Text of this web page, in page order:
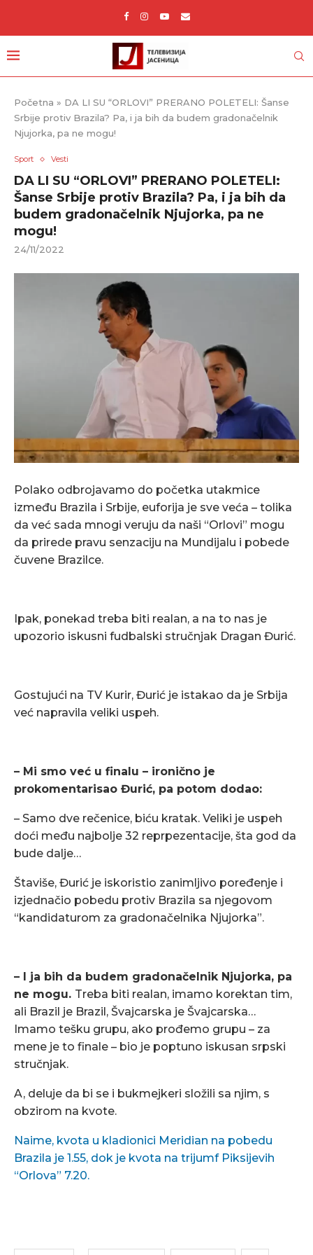
Početna » DA LI SU “ORLOVI” PRERANO POLETELI: Šanse
Srbije protiv Brazila? Pa, i ja bih da budem gradonačelnik
Njujorka, pa ne mogu!
Sport Vesti
DA LI SU “ORLOVI” PRERANO POLETELI:
Šanse Srbije protiv Brazila? Pa, i ja bih da
budem gradonačelnik Njujorka, pa ne
mogu!
24/11/2022
Polako odbrojavamo do početka utakmice
između Brazila i Srbije, euforija je sve veća – tolika
da već sada mnogi veruju da naši “Orlovi” mogu
da prirede pravu senzaciju na Mundijalu i pobede
čuvene Brazilce.
Ipak, ponekad treba biti realan, a na to nas je
upozorio iskusni fudbalski stručnjak Dragan Đurić.
Gostujući na TV Kurir, Đurić je istakao da je Srbija
već napravila veliki uspeh.
– Mi smo već u finalu – ironično je
prokomentarisao Đurić, pa potom dodao:
– Samo dve rečenice, biću kratak. Veliki je uspeh
doći među najbolje 32 reprpezentacije, šta god da
bude dalje…
Štaviše, Đurić je iskoristio zanimljivo poređenje i
izjednačio pobedu protiv Brazila sa njegovom
“kandidaturom za gradonačelnika Njujorka”.
– I ja bih da budem gradonačelnik Njujorka, pa
ne mogu. Treba biti realan, imamo korektan tim,
ali Brazil je Brazil, Švajcarska je Švajcarska…
Imamo tešku grupu, ako prođemo grupu – za
mene je to finale – bio je poptuno iskusan srpski
stručnjak.
A, deluje da bi se i bukmejkeri složili sa njim, s
obzirom na kvote.
Naime, kvota u kladionici Meridian na pobedu
Brazila je 1.55, dok je kvota na trijumf Piksijevih
“Orlova” 7.20.